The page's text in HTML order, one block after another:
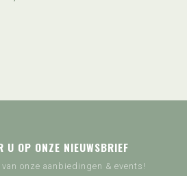
U OP ONZE NIEUWSBRIEF
onze aanbiedingen & events!